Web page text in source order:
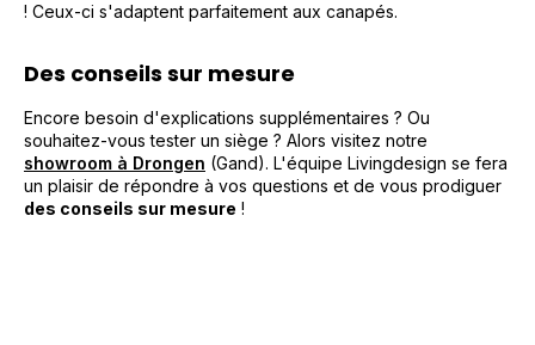
! Ceux-ci s'adaptent parfaitement aux canapés.
Des conseils sur mesure
Encore besoin d'explications supplémentaires ? Ou
souhaitez-vous tester un siège ? Alors visitez notre
showroom à Drongen (Gand). L'équipe Livingdesign se fera
un plaisir de répondre à vos questions et de vous prodiguer
des conseils sur mesure !